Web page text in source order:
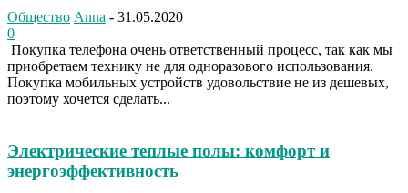
Общество Anna - 31.05.2020
0
Покупка телефона очень ответственный процесс, так как мы
приобретаем технику не для одноразового использования.
Покупка мобильных устройств удовольствие не из дешевых,
поэтому хочется сделать...
Электрические теплые полы: комфорт и
энергоэффективность